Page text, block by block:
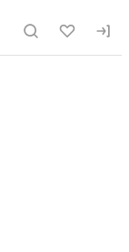
fruitinfo.ru